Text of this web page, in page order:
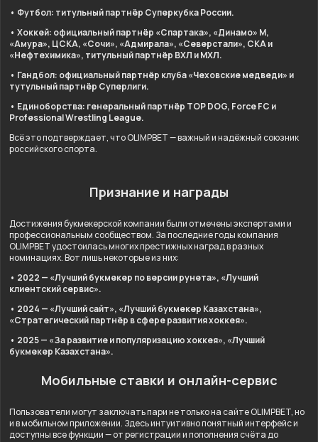
• Футбол: титульный партнёр Суперкубка России.
• Хоккей: официальный партнёр «Спартака», «Динамо» М,
«Амура», ЦСКА, «Сочи», «Адмирала», «Северстали», СКА и
«Нефтехимика», титульный партнёр ВХЛ и МХЛ.
• Гандбол: официальный партнёр клуба «Чеховские медведи» и
тутульный партнёр Суперлиги.
• Единоборства: генеральный партнёр TOP DOG, Force FC и
Professional Wrestling League.
Всё это подтверждает, что OLIMPBET — важный и надёжный союзник
российского спорта.
Признание и награды
Достижения букмекерской компании были отмечены экспертами и
профессиональным сообществом. За последние годы компания
OLIMPBET удостоилась многих престижных наград в разных
номинациях. Вот лишь некоторые из них:
• 2022 — «Лучший букмекер по версии рунета», «Лучший
клиентский сервис».
• 2024 — «Лучший сайт», «Лучший букмекер Казахстана»,
«Стратегический партнёр в сфере развития хоккея».
• 2025 — «За развитие и популяризацию хоккея», «Лучший
букмекер Казахстана».
Мобильные ставки и онлайн-сервис
Пользователи могут заключать пари не только на сайте OLIMPBET, но
и в мобильном приложении. Здесь интуитивно понятный интерфейс и
доступны все функции — от регистрации и пополнения счёта до